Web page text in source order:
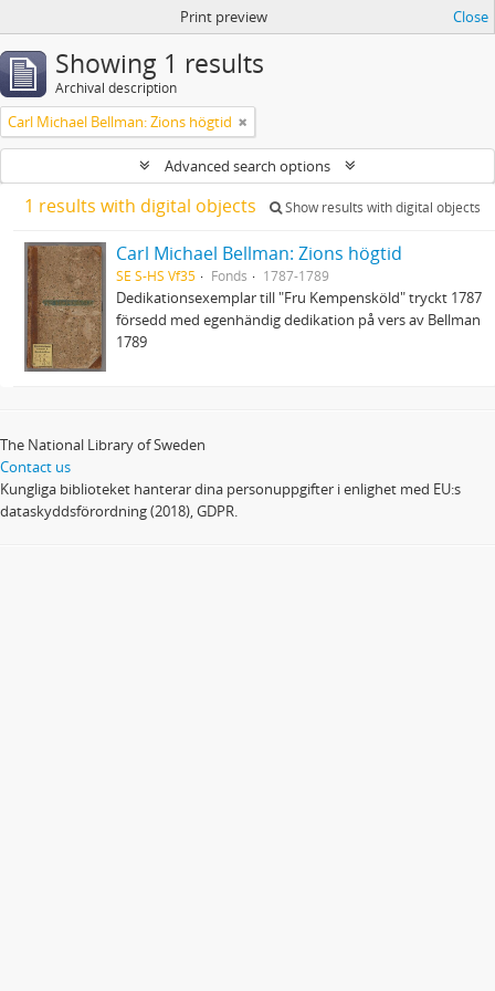
Print preview Close
Showing 1 results
Archival description
Carl Michael Bellman: Zions högtid
Advanced search options
1 results with digital objects Show results with digital objects
Carl Michael Bellman: Zions högtid
SE S-HS Vf35 Fonds 1787-1789
Dedikationsexemplar till "Fru Kempensköld" tryckt 1787
försedd med egenhändig dedikation på vers av Bellman
1789
The National Library of Sweden
Contact us
Kungliga biblioteket hanterar dina personuppgifter i enlighet med EU:s
dataskyddsförordning (2018), GDPR.